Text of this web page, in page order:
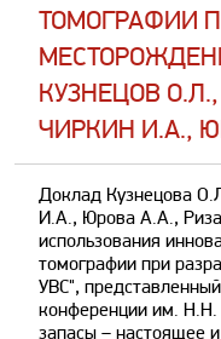
ТОМОГРАФИИ
КУЗНЕЦОВ
ЧИРКИН И.А.,
Доклад Кузнецова
И.А., Юрова А.А.,
использования
томографии при
УВС",
конференции им. Н.Н.
запасы – настоящее